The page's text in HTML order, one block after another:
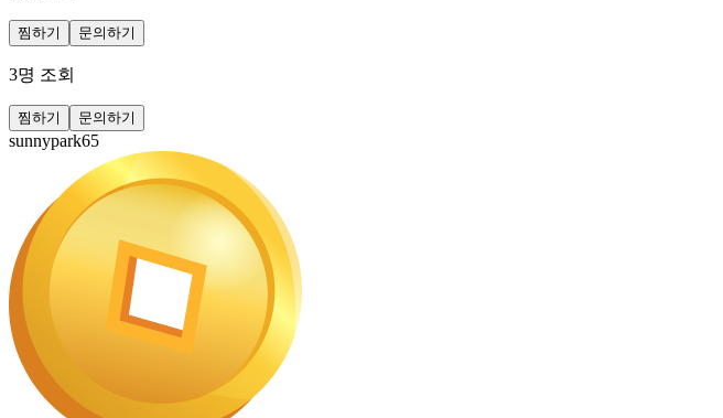
찜하기 문의하기
3명 조회
찜하기 문의하기
sunnypark65